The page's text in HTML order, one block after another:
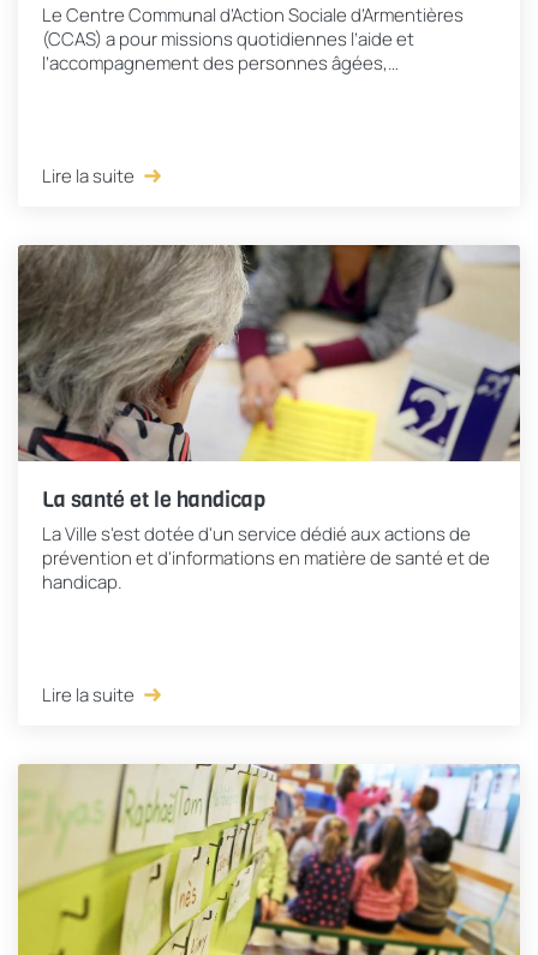
Le Centre Communal d’Action Sociale d’Armentières
(CCAS) a pour missions quotidiennes l’aide et
l’accompagnement des personnes âgées,
Lire la suite
La santé et le handicap
La Ville s'est dotée d'un service dédié aux actions de
prévention et d'informations en matière de santé et de
handicap.
Lire la suite